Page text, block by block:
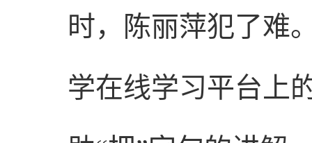
时，陈丽萍犯了难
学在线学习平台上